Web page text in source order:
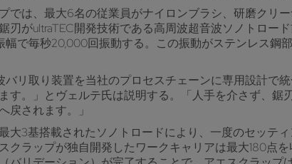
では、最大6名の従業員がナイロンブラシ、研磨クリ
刃がultraTEC開発技術である高周波超音波ソノトロ
幅で毎秒20,000回振動する。この振動がステンレス
バリ取り装置を当社のプロセスチェーンに専用設計
す。」とヴェルテ氏は説明する。「人手を介さず、
戻されます。」
大3基搭載されたソノトロードにより、一度のセッテ
クラップが独自開発したワークキャリアは最大180点